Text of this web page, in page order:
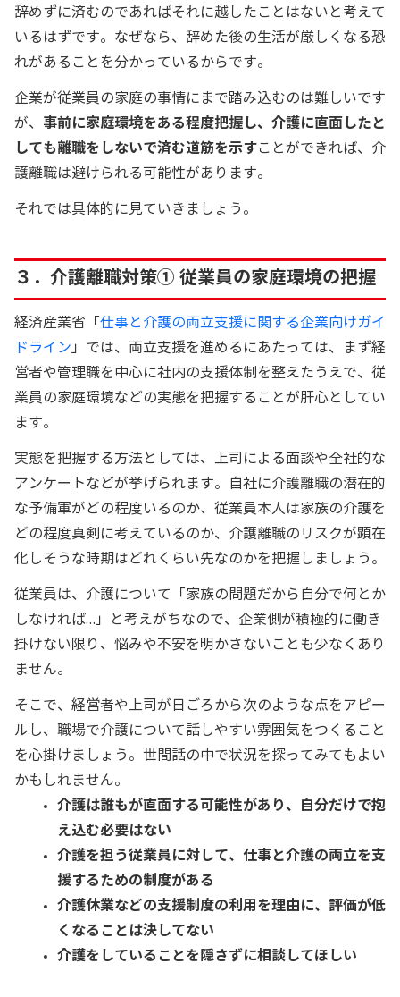
辞めずに済むのであればそれに越したことはないと考えて
いるはずです。なぜなら、辞めた後の生活が厳しくなる恐
れがあることを分かっているからです。
企業が従業員の家庭の事情にまで踏み込むのは難しいです
が、 事前に家庭環境をある程度把握し、介護に直面したと
しても離職をしないで済む道筋を示すことができれば、介
護離職は避けられる可能性があります。
それでは具体的に見ていきましょう。
３．介護離職対策① 従業員の家庭環境の把握
経済産業省「 仕事と介護の両立支援に関する企業向けガイ
ドライン」では、両立支援を進めるにあたっては、まず経
営者や管理職を中心に社内の支援体制を整えたうえで、従
業員の家庭環境などの実態を把握することが肝心としてい
ます。
実態を把握する方法としては、上司による面談や全社的な
アンケートなどが挙げられます。自社に介護離職の潜在的
な予備軍がどの程度いるのか、従業員本人は家族の介護を
どの程度真剣に考えているのか、介護離職のリスクが顕在
化しそうな時期はどれくらい先なのかを把握しましょう。
従業員は、介護について「家族の問題だから自分で何とか
しなければ…」と考えがちなので、企業側が積極的に働き
掛けない限り、悩みや不安を明かさないことも少なくあり
ません。
そこで、経営者や上司が日ごろから次のような点をアピー
ルし、職場で介護について話しやすい雰囲気をつくること
を心掛けましょう。世間話の中で状況を探ってみてもよい
かもしれません。
介護は誰もが直面する可能性があり、自分だけで抱
え込む必要はない
介護を担う従業員に対して、仕事と介護の両立を支
援するための制度がある
介護休業などの支援制度の利用を理由に、評価が低
くなることは決してない
介護をしていることを隠さずに相談してほしい